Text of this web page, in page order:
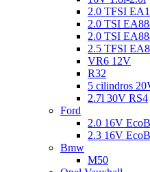
2.0 TFSI
2.0 TSI
2.0 TSI
2.5 TFSI
VR6 12V
R32
5 cilindros
2.7l 30V RS4
Ford
2.0 16V
2.3 16V
Bmw
M50